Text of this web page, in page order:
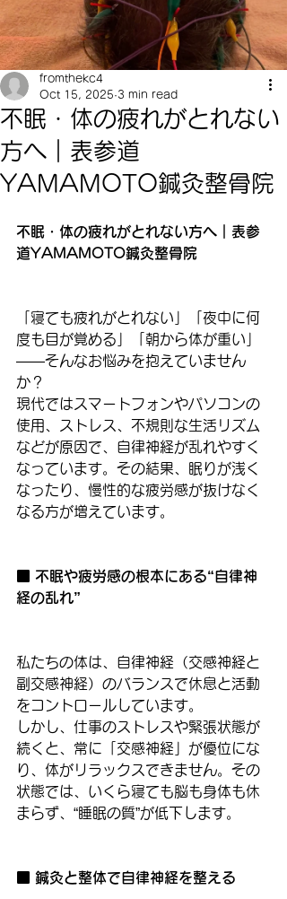
不眠・体の疲れがとれない
方へ｜表参道
YAMAMOTO鍼灸整骨院
fromthekc4
Oct 15, 2025 3 min read
不眠・体の疲れがとれない方へ｜表参
道YAMAMOTO鍼灸整骨院
「寝ても疲れがとれない」「夜中に何
度も目が覚める」「朝から体が重い」
——そんなお悩みを抱えていません
か？
現代ではスマートフォンやパソコンの
使用、ストレス、不規則な生活リズム
などが原因で、自律神経が乱れやすく
なっています。その結果、眠りが浅く
なったり、慢性的な疲労感が抜けなく
なる方が増えています。
■ 不眠や疲労感の根本にある“自律神
経の乱れ”
私たちの体は、自律神経（交感神経と
副交感神経）のバランスで休息と活動
をコントロールしています。
しかし、仕事のストレスや緊張状態が
続くと、常に「交感神経」が優位にな
り、体がリラックスできません。その
状態では、いくら寝ても脳も身体も休
まらず、“睡眠の質”が低下します。
■ 鍼灸と整体で自律神経を整える